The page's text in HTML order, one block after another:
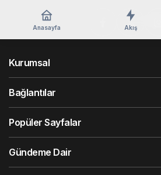
Anasayfa Akış
Kurumsal
Bağlantılar
Popüler Sayfalar
Gündeme Dair